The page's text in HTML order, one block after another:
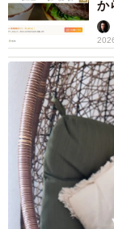
か